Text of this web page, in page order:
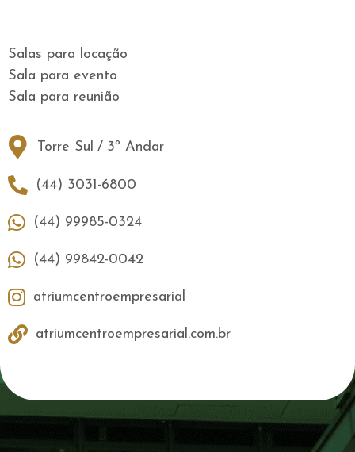
Salas para locação
Sala para evento
Sala para reunião
Torre Sul / 3º Andar
(44) 3031-6800
(44) 99985-0324
(44) 99842-0042
atriumcentroempresarial
atriumcentroempresarial.com.br